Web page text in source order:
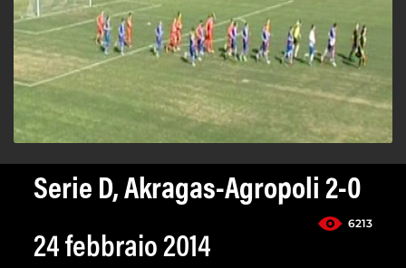
Serie D, Akragas-Agropoli 2-0
6213
24 febbraio 2014